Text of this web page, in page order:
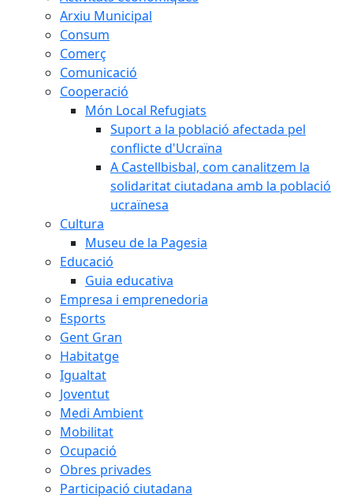
Arxiu Municipal
Consum
Comerç
Comunicació
Cooperació
Món Local Refugiats
Suport a la població afectada pel
conflicte d'Ucraïna
A Castellbisbal, com canalitzem la
solidaritat ciutadana amb la població
ucraïnesa
Cultura
Museu de la Pagesia
Educació
Guia educativa
Empresa i emprenedoria
Esports
Gent Gran
Habitatge
Igualtat
Joventut
Medi Ambient
Mobilitat
Ocupació
Obres privades
Participació ciutadana